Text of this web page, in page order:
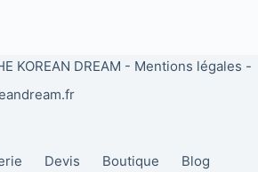
KOREAN DREAM - Mentions légales -
Devis Boutique Blog